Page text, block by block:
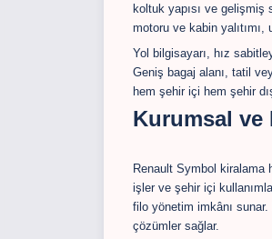
koltuk yapısı ve
motoru ve kabin yalıtımı,
Yol bilgisayarı, hız
Geniş bagaj alanı, tatil
hem şehir içi hem şehir
Kurumsal ve
Renault Symbol kiralama
işler ve şehir içi
filo yönetim imkânı
çözümler sağlar.